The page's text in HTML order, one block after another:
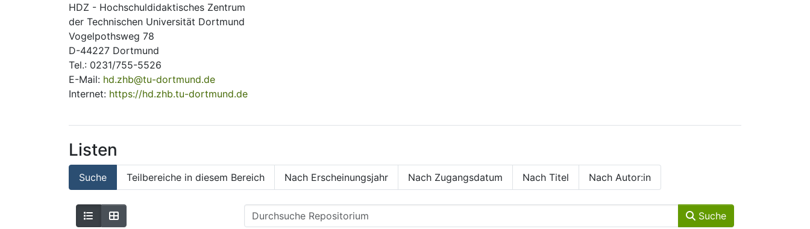
HDZ - Hochschuldidaktisches Zentrum
der Technischen Universität Dortmund
Vogelpothsweg 78
D-44227 Dortmund
Tel.: 0231/755-5526
E-Mail: hd.zhb@tu-dortmund.de
Internet: https://hd.zhb.tu-dortmund.de
Listen
Suche Teilbereiche in diesem Bereich Nach Erscheinungsjahr Nach Zugangsdatum Nach Titel Nach Autor:in
Suche